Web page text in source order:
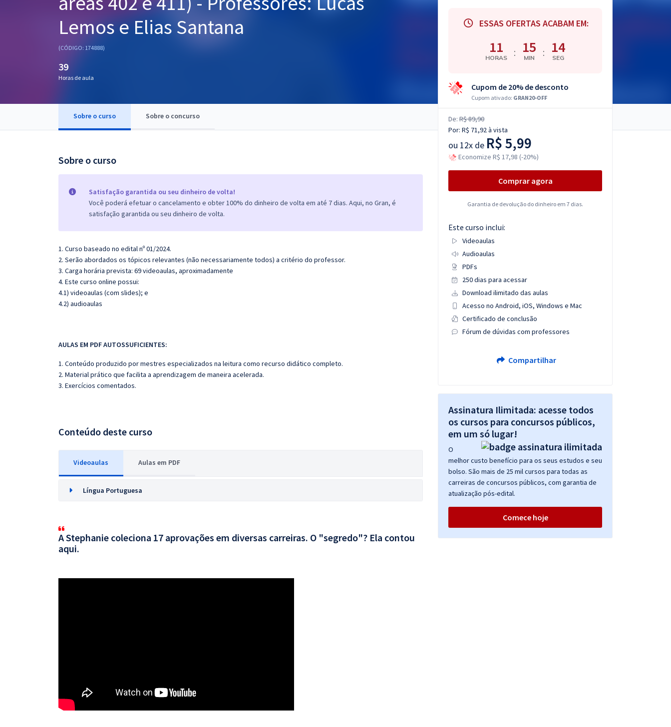
Questões grátis
Lemos e Elias Santana
(CÓDIGO: 174888)
39
Horas de aula
Sobre o curso Sobre o concurso
Sobre o curso
Satisfação garantida ou seu dinheiro de volta!
Você poderá efetuar o cancelamento e obter 100% do dinheiro de volta em até 7 dias. Aqui, no Gran, é
satisfação garantida ou seu dinheiro de volta.
1. Curso baseado no edital nº 01/2024.
2. Serão abordados os tópicos relevantes (não necessariamente todos) a critério do professor.
3. Carga horária prevista: 69 videoaulas, aproximadamente
4. Este curso online possui:
4.1) videoaulas (com slides); e
4.2) audioaulas
AULAS EM PDF AUTOSSUFICIENTES:
1. Conteúdo produzido por mestres especializados na leitura como recurso didático completo.
2. Material prático que facilita a aprendizagem de maneira acelerada.
3. Exercícios comentados.
Conteúdo deste curso
Videoaulas Aulas em PDF
Língua Portuguesa
A Stephanie coleciona 17 aprovações em diversas carreiras. O "segredo"? Ela contou
aqui.
ESSAS OFERTAS ACABAM EM:
11
HORAS : 15
MIN : 13
SEG
Cupom de 20% de desconto
Cupom ativado: GRAN20-OFF
De: R$ 89,90
Por: R$ 71,92à vista
ou 12x de R$ 5,99
Economize R$ 17,98 (-20%)
Comprar agora
Garantia de devolução do dinheiro em 7 dias.
Este curso inclui:
Videoaulas
Audioaulas
PDFs
250 dias para acessar
Download ilimitado das aulas
Acesso no Android, iOS, Windows e Mac
Certificado de conclusão
Fórum de dúvidas com professores
Compartilhar
Assinatura Ilimitada: acesse todos
os cursos para concursos públicos,
em um só lugar!
O
melhor custo benefício para os seus estudos e seu
bolso. São mais de 25 mil cursos para todas as
carreiras de concursos públicos, com garantia de
atualização pós-edital.
Comece hoje